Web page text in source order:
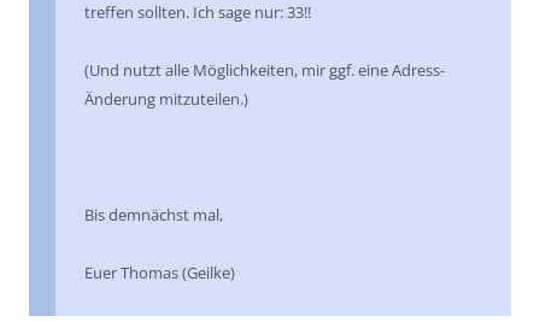
treffen sollten. Ich sage nur: 33!!
(Und nutzt alle Möglichkeiten, mir ggf. eine Adress-
Änderung mitzuteilen.)
Bis demnächst mal,
Euer Thomas (Geilke)